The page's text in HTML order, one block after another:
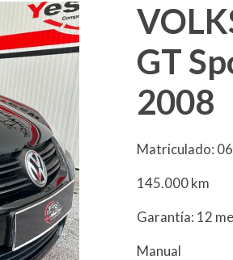
GT
2008
Matriculado:
145.000 km
Garantía: 12
Manual